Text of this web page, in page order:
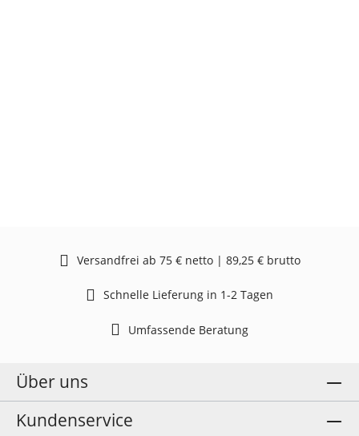
Versandfrei ab 75 € netto | 89,25 € brutto
Schnelle Lieferung in 1-2 Tagen
Umfassende Beratung
Über uns
Kundenservice